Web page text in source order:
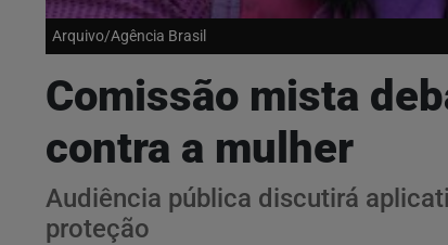
Arquivo/Agência Brasil
Comissão mista
contra a mulher
Audiência pública discutirá
proteção